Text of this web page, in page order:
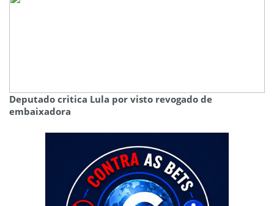
Deputado critica Lula por visto revogado de
embaixadora